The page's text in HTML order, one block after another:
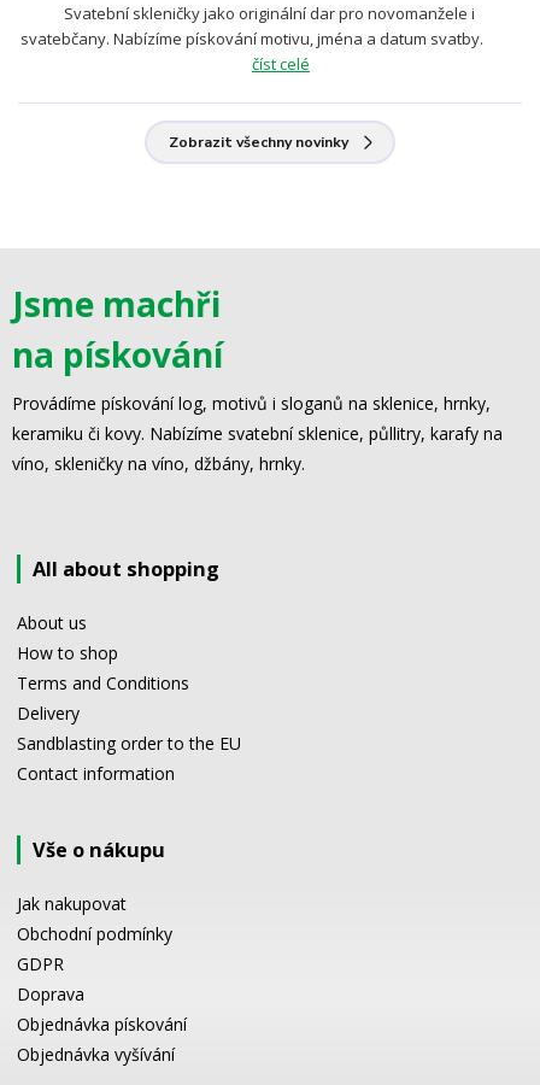
Svatební skleničky jako originální dar pro novomanžele i
svatebčany. Nabízíme pískování motivu, jména a datum svatby.
číst celé
Zobrazit všechny novinky
Jsme machři
na pískování
Provádíme pískování log, motivů i sloganů na sklenice, hrnky,
keramiku či kovy. Nabízíme svatební sklenice, půllitry, karafy na
víno, skleničky na víno, džbány, hrnky.
All about shopping
About us
How to shop
Terms and Conditions
Delivery
Sandblasting order to the EU
Contact information
Vše o nákupu
Jak nakupovat
Obchodní podmínky
GDPR
Doprava
Objednávka pískování
Objednávka vyšívání